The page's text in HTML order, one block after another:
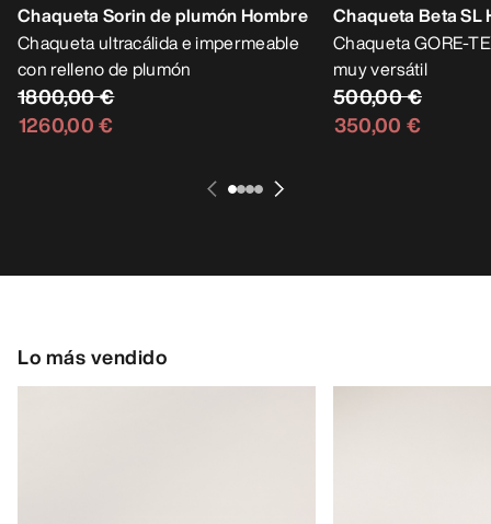
Chaqueta Sorin de plumón Hombre
Chaqueta ultracálida e impermeable
con relleno de plumón
1800,00 €
1260,00 €
Chaqueta Beta SL
Chaqueta GORE-
muy versátil
500,00 €
350,00 €
Lo más vendido